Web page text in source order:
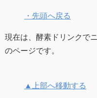
・先頭へ戻る
現在は、酵素ドリンクで
のページです。
▲上部へ移動する